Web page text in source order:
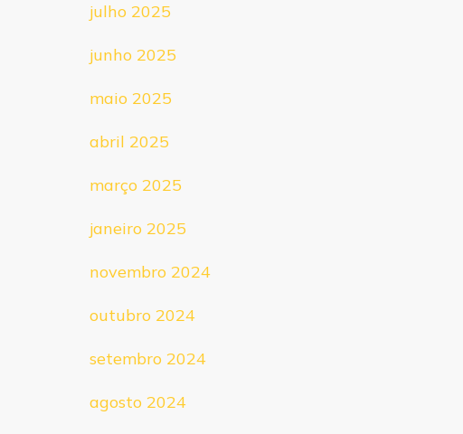
julho 2025
junho 2025
maio 2025
abril 2025
março 2025
janeiro 2025
novembro 2024
outubro 2024
setembro 2024
agosto 2024